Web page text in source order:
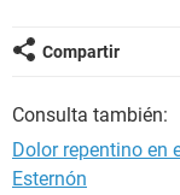
cigarros y cuando
muy poco, por no
P.D: No sé si
sin moverme
esguince grave
enoxaparina.
Compartir
Consulta también:
Dolor repentino en
Esternón